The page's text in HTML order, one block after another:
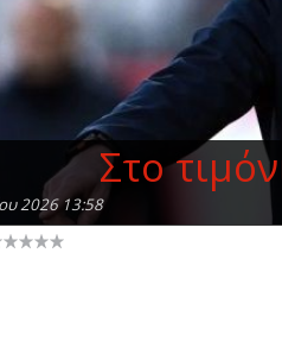
Στο
2026 13:58